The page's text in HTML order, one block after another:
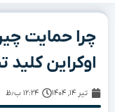
چرا حمایت
اوکراین
تیر ۱۴, ۱۴۰۴ ۱۲:۲۴ ب٫ظ